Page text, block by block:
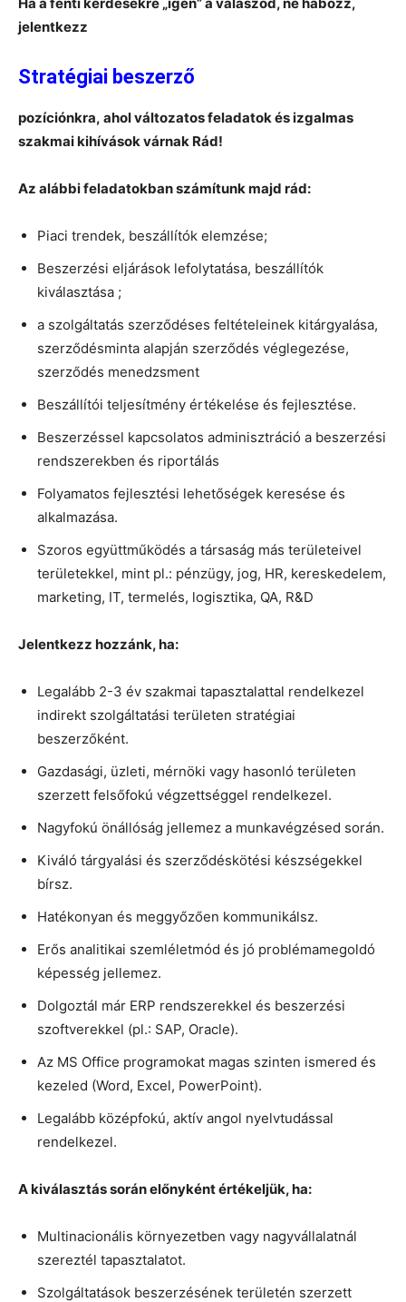
jelentkezz
Stratégiai beszerző
pozíciónkra, ahol változatos feladatok és izgalmas
szakmai kihívások várnak Rád!
Az alábbi feladatokban számítunk majd rád:
Piaci trendek, beszállítók elemzése;
Beszerzési eljárások lefolytatása, beszállítók
kiválasztása ;
a szolgáltatás szerződéses feltételeinek kitárgyalása,
szerződésminta alapján szerződés véglegezése,
szerződés menedzsment
Beszállítói teljesítmény értékelése és fejlesztése.
Beszerzéssel kapcsolatos adminisztráció a beszerzési
rendszerekben és riportálás
Folyamatos fejlesztési lehetőségek keresése és
alkalmazása.
Szoros együttműködés a társaság más területeivel
területekkel, mint pl.: pénzügy, jog, HR, kereskedelem,
marketing, IT, termelés, logisztika, QA, R&D
Jelentkezz hozzánk, ha:
Legalább 2-3 év szakmai tapasztalattal rendelkezel
indirekt szolgáltatási területen stratégiai
beszerzőként.
Gazdasági, üzleti, mérnöki vagy hasonló területen
szerzett felsőfokú végzettséggel rendelkezel.
Nagyfokú önállóság jellemez a munkavégzésed során.
Kiváló tárgyalási és szerződéskötési készségekkel
bírsz.
Hatékonyan és meggyőzően kommunikálsz.
Erős analitikai szemléletmód és jó problémamegoldó
képesség jellemez.
Dolgoztál már ERP rendszerekkel és beszerzési
szoftverekkel (pl.: SAP, Oracle).
Az MS Office programokat magas szinten ismered és
kezeled (Word, Excel, PowerPoint).
Legalább középfokú, aktív angol nyelvtudással
rendelkezel.
A kiválasztás során előnyként értékeljük, ha:
Multinacionális környezetben vagy nagyvállalatnál
szereztél tapasztalatot.
Szolgáltatások beszerzésének területén szerzett